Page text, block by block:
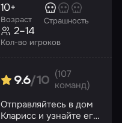
Возраст
10+
Страшность
Кол-во игроков
2–14
9.6/10
(107
команд)
Отправляйтесь в дом
Кларисс и узнайте его